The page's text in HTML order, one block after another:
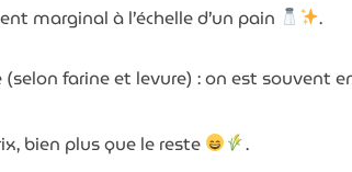
marginal à l’échelle d’un pain
.
farine et levure) : on est souvent
bien plus que le reste
.